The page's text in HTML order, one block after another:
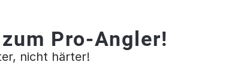
Pro-Angler!
nicht härter!